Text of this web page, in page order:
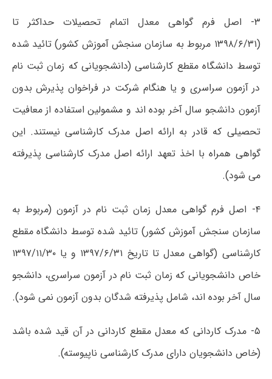
۳- اصل فرم گواهی معدل اتمام تحصیلات حداکثر تا
(۱۳۹۸/۶/۳۱ مربوط به سازمان سنجش آموزش کشور) تائید شده
توسط دانشگاه مقطع کارشناسی (دانشجویانی که زمان ثبت نام
در آزمون سراسری و یا هنگام شرکت در فراخوان پذیرش بدون
آزمون دانشجو سال آخر بوده اند و مشمولین استفاده از معافیت
تحصیلی که قادر به ارائه اصل مدرک کارشناسی نیستند. این
گواهی همراه با اخذ تعهد ارائه اصل مدرک کارشناسی پذیرفته
می شود).
۴- اصل فرم گواهی معدل زمان ثبت نام در آزمون (مربوط به
سازمان سنجش آموزش کشور) تائید شده توسط دانشگاه مقطع
کارشناسی (گواهی معدل تا تاریخ ۱۳۹۷/۶/۳۱ و یا ۱۳۹۷/۱۱/۳۰
خاص دانشجویانی که زمان ثبت نام در آزمون سراسری، دانشجو
سال آخر بوده اند، شامل پذیرفته شدگان بدون آزمون نمی شود).
۵- مدرک کاردانی که معدل مقطع کاردانی در آن قید شده باشد
(خاص دانشجویان دارای مدرک کارشناسی ناپیوسته).